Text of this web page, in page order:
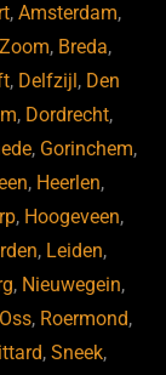
,Amsterdam,
, Breda,
, Delfzijl, Den
, Dordrecht,
, Gorinchem,
, Heerlen,
, Hoogeveen,
, Leiden,
, Nieuwegein,
Oss, Roermond,
, Sneek,